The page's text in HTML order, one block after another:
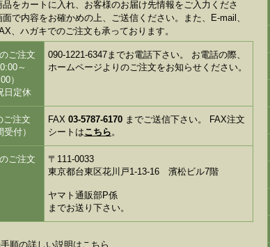
品をカートに入れ、お客様のお届け先情報をご入力くださ
面で内容をお確かめの上、ご送信ください。また、E-mail、
、ハガキでのご注文も承っております。
ご注文
～
）
日定休
090-1221-6347までお電話下さい。 お電話の際、
ホームページよりのご注文をお知らせください。
ご注文
受付）
FAX 03-5787-6170 までご送信下さい。 FAX注文
シートはこちら。
ご注文
〒111-0033
東京都台東区花川戸1-13-16 濱松ビル7階
ヤマト通販部P係
までお送り下さい。
順の詳しい説明はこちら